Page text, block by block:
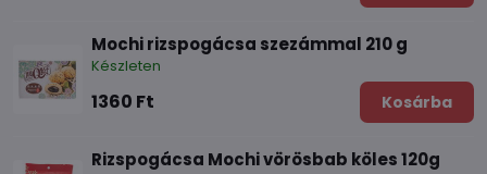
Mochi rizspogácsa szezámmal 210 g
Készleten
1360 Ft Kosárba
Rizspogácsa Mochi vörösbab köles 120g